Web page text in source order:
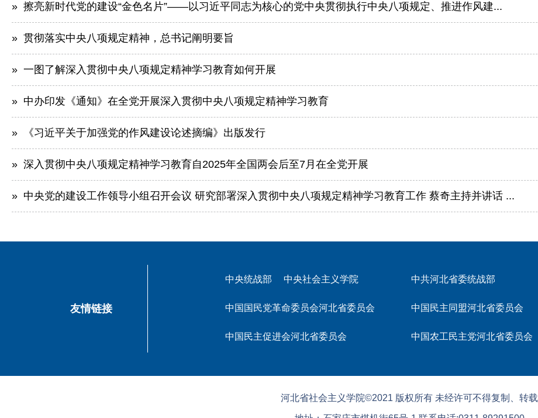
» 擦亮新时代党的建设“金色名片”——以习近平同志为核心的党中央贯彻执行中央八项规定、推进作风建...
» 贯彻落实中央八项规定精神，总书记阐明要旨
» 一图了解深入贯彻中央八项规定精神学习教育如何开展
» 中办印发《通知》在全党开展深入贯彻中央八项规定精神学习教育
» 《习近平关于加强党的作风建设论述摘编》出版发行
» 深入贯彻中央八项规定精神学习教育自2025年全国两会后至7月在全党开展
» 中央党的建设工作领导小组召开会议 研究部署深入贯彻中央八项规定精神学习教育工作 蔡奇主持并讲话 ...
友情链接
中央统战部 中央社会主义学院 中共河北省委统战部
中国国民党革命委员会河北省委员会 中国民主同盟河北省委员会
中国民主促进会河北省委员会 中国农工民主党河北省委员会
河北省社会主义学院©2021 版权所有 未经许可不得复制、转载